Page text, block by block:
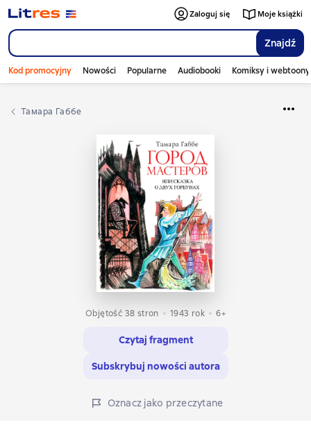
Znajdź
Zaloguj się Moje książki
Kod promocyjny Nowości Popularne Audiobooki Komiksy i webtoony
Тамара Габбе
Objętość 38 stron 1943 rok 6+
Czytaj fragment
Subskrybuj nowości autora
Oznacz jako przeczytane